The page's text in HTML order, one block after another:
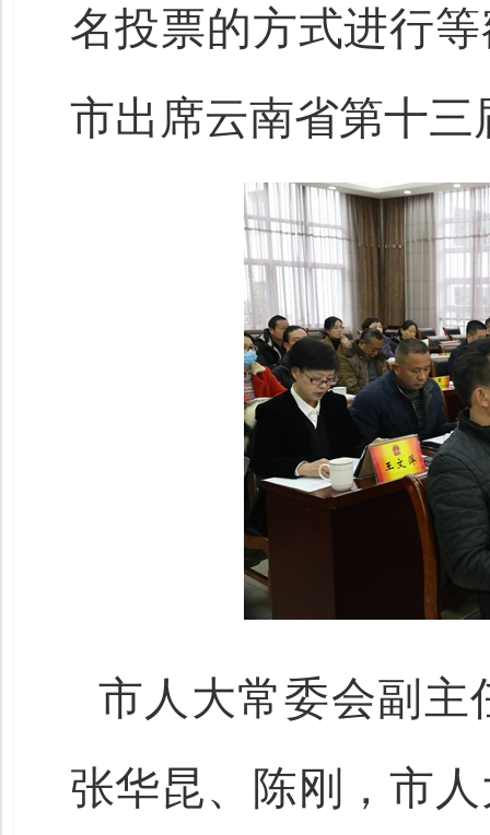
名投票的方式进行
市出席云南省第十
市人大常委会副主
张华昆、陈刚，市